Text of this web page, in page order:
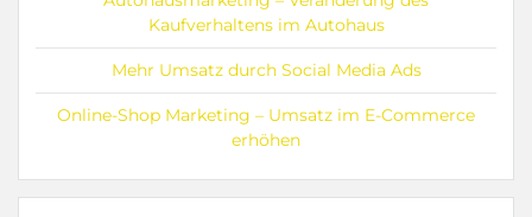
Kaufverhaltens im Autohaus
Mehr Umsatz durch Social Media Ads
Online-Shop Marketing – Umsatz im E-Commerce
erhöhen